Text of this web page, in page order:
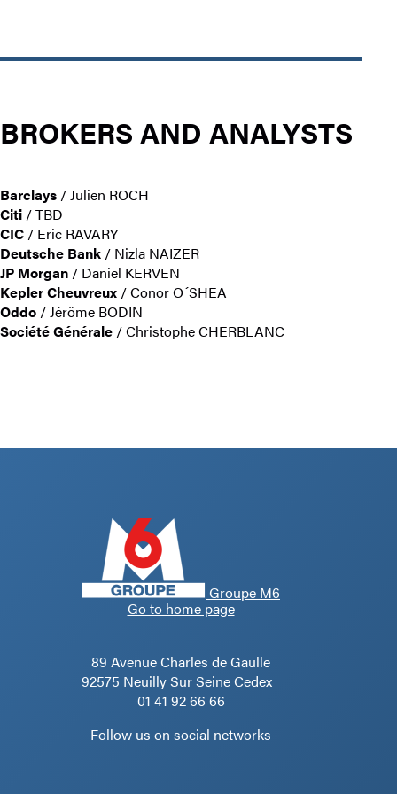
BROKERS AND ANALYSTS
Barclays / Julien ROCH
Citi / TBD
CIC / Eric RAVARY
Deutsche Bank / Nizla NAIZER
JP Morgan / Daniel KERVEN
Kepler Cheuvreux / Conor O´SHEA
Oddo / Jérôme BODIN
Société Générale / Christophe CHERBLANC
Groupe M6
Go to home page
89 Avenue Charles de Gaulle
92575 Neuilly Sur Seine Cedex
01 41 92 66 66
Follow us on social networks